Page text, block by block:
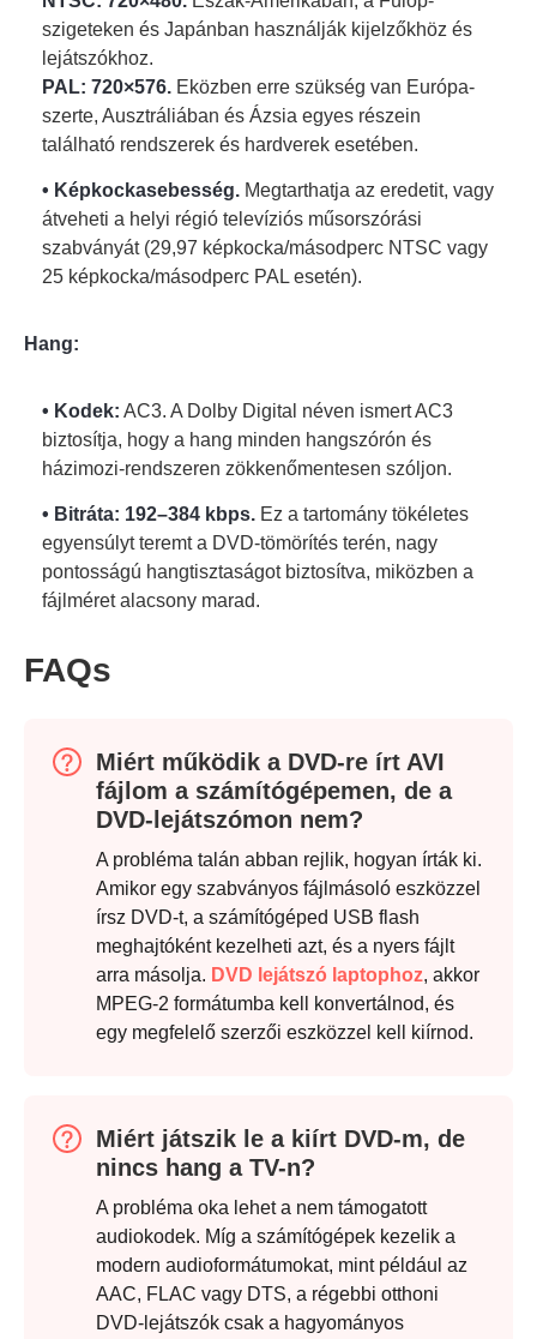
5. lépés.
szigeteken és Japánban használják kijelzőkhöz és
lejátszókhoz.
PAL: 720×576. Eközben erre szükség van Európa-
szerte, Ausztráliában és Ázsia egyes részein
található rendszerek és hardverek esetében.
• Képkockasebesség. Megtarthatja az eredetit, vagy
átveheti a helyi régió televíziós műsorszórási
szabványát (29,97 képkocka/másodperc NTSC vagy
25 képkocka/másodperc PAL esetén).
Hang:
• Kodek: AC3. A Dolby Digital néven ismert AC3
biztosítja, hogy a hang minden hangszórón és
házimozi-rendszeren zökkenőmentesen szóljon.
• Bitráta: 192–384 kbps. Ez a tartomány tökéletes
egyensúlyt teremt a DVD-tömörítés terén, nagy
pontosságú hangtisztaságot biztosítva, miközben a
fájlméret alacsony marad.
FAQs
Miért működik a DVD-re írt AVI
fájlom a számítógépemen, de a
DVD-lejátszómon nem?
A probléma talán abban rejlik, hogyan írták ki.
Amikor egy szabványos fájlmásoló eszközzel
írsz DVD-t, a számítógéped USB flash
meghajtóként kezelheti azt, és a nyers fájlt
arra másolja. DVD lejátszó laptophoz, akkor
MPEG-2 formátumba kell konvertálnod, és
egy megfelelő szerzői eszközzel kell kiírnod.
Miért játszik le a kiírt DVD-m, de
nincs hang a TV-n?
A probléma oka lehet a nem támogatott
audiokodek. Míg a számítógépek kezelik a
modern audioformátumokat, mint például az
AAC, FLAC vagy DTS, a régebbi otthoni
DVD-lejátszók csak a hagyományos